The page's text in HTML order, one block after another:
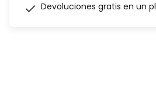
Devoluciones gratis en un